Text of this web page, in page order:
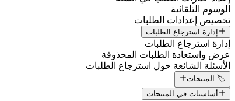
الوسوم التلقائية
تخصيص إعدادات الطلبات
إدارة استرجاع الطلبات
إدارة استرجاع الطلبات
عرض واستعادة الطلبات المحذوفة
الأسئلة الشائعة حول استرجاع الطلبات
🏷️ المنتجات
أساسيات في المنتجات